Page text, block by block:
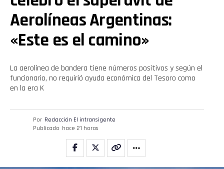
Aerolíneas Argentinas:
«Este es el camino»
La aerolínea de bandera tiene números positivos y según el
funcionario, no requirió ayuda económica del Tesoro como
en la era K
Por Redacción El intransigente
Publicado hace 21 horas